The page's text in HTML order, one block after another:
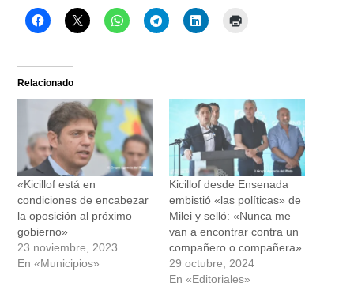
Relacionado
«Kicillof está en
condiciones de encabezar
la oposición al próximo
gobierno»
23 noviembre, 2023
En «Municipios»
Kicillof desde Ensenada
embistió «las políticas» de
Milei y selló: «Nunca me
van a encontrar contra un
compañero o compañera»
29 octubre, 2024
En «Editoriales»